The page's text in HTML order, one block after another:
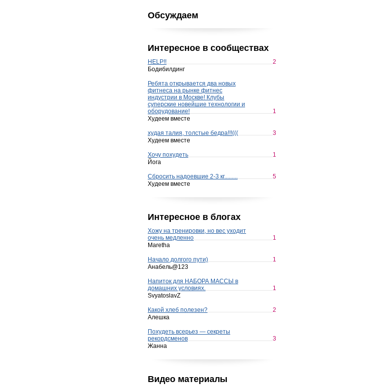
Обсуждаем
Интересное в сообществах
HELP!!
2
Бодибилдинг
Ребята открывается два новых
фитнеса на рынке фитнес
индустрии в Москве! Клубы
суперские новейшие технологии и
оборудование!
1
Худеем вместе
худая талия, толстые бедра!!!(((
3
Худеем вместе
Хочу похудеть
1
Йога
Сбросить надоевшие 2-3 кг.........
5
Худеем вместе
Интересное в блогах
Хожу на тренировки, но вес уходит
очень медленно
1
Maretha
Начало долгого пути)
1
Анабель@123
Напиток для НАБОРА МАССЫ в
домашних условиях.
1
SvyatoslavZ
Какой хлеб полезен?
2
Алешка
Похудеть всерьез — секреты
рекордсменов
3
Жанна
Видео материалы